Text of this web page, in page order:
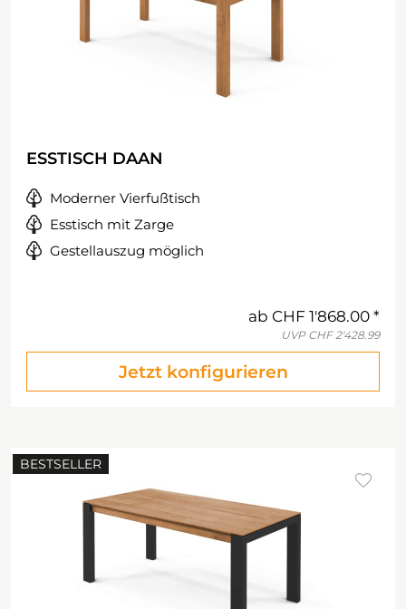
ESSTISCH DAAN
Moderner Vierfußtisch
Esstisch mit Zarge
Gestellauszug möglich
ab CHF 1'868.00
UVP CHF 2'428.99
Jetzt konfigurieren
BESTSELLER